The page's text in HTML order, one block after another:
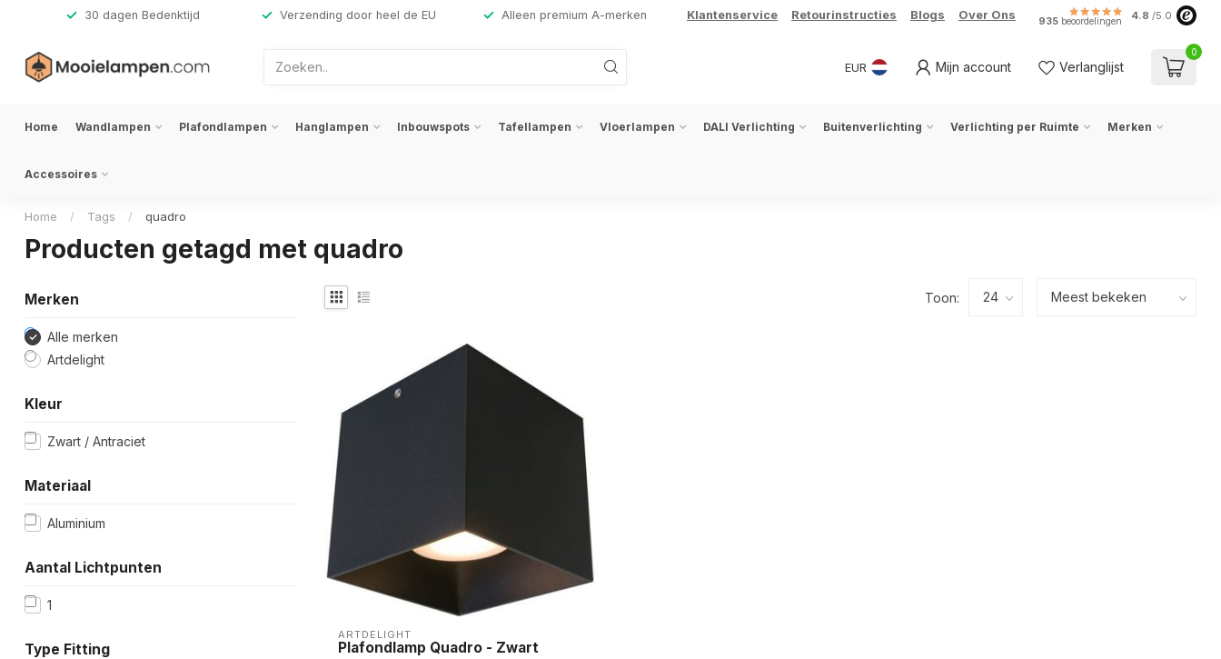
30 dagen Bedenktijd Verzending door heel de EU Alleen premium A-merken Klantenservice Retourinstructies Blogs Over Ons 935 beoordelingen 4.8 /5.0
EUR Mijn account Verlanglijst
0
Home Wandlampen Plafondlampen Hanglampen Inbouwspots Tafellampen Vloerlampen DALI Verlichting Buitenverlichting Verlichting per Ruimte Merken
Accessoires
Home / Tags / quadro
Producten getagd met quadro
Merken
Alle merken
Artdelight
Kleur
Zwart / Antraciet
Materiaal
Aluminium
Aantal Lichtpunten
1
Type Fitting
Toon:
ARTDELIGHT
Plafondlamp Quadro - Zwart